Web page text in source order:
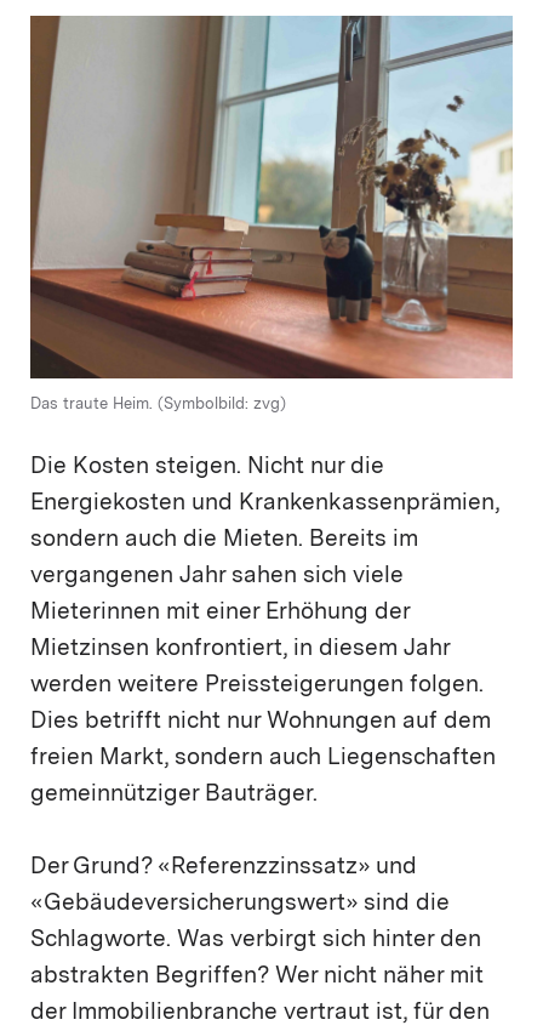
Das traute Heim. (Symbolbild: zvg)
Die Kosten steigen. Nicht nur die
Energiekosten und Krankenkassenprämien,
sondern auch die Mieten. Bereits im
vergangenen Jahr sahen sich viele
Mieterinnen mit einer Erhöhung der
Mietzinsen konfrontiert, in diesem Jahr
werden weitere Preissteigerungen folgen.
Dies betrifft nicht nur Wohnungen auf dem
freien Markt, sondern auch Liegenschaften
gemeinnütziger Bauträger.
Der Grund? «Referenzzinssatz» und
«Gebäudeversicherungswert» sind die
Schlagworte. Was verbirgt sich hinter den
abstrakten Begriffen? Wer nicht näher mit
der Immobilienbranche vertraut ist, für den